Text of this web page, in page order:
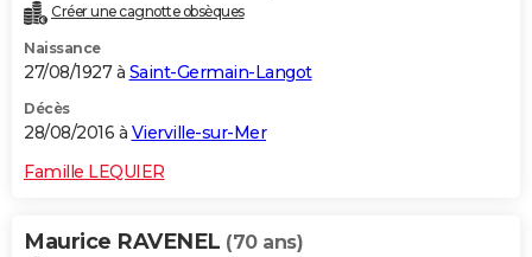
Créer une cagnotte obsèques
Naissance
27/08/1927 à Saint-Germain-Langot
Décès
28/08/2016 à Vierville-sur-Mer
Famille LEQUIER
Maurice RAVENEL (70 ans)